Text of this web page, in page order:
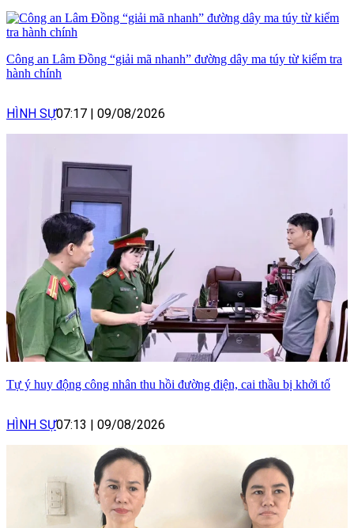
Công an Lâm Đồng “giải mã nhanh” đường dây ma túy từ kiểm tra
hành chính
HÌNH SỰ07:17 | 09/08/2026
Tự ý huy động công nhân thu hồi đường điện, cai thầu bị khởi tố
HÌNH SỰ07:13 | 09/08/2026